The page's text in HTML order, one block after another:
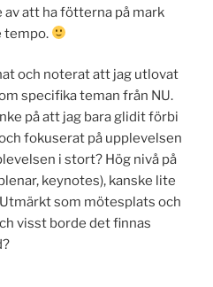
att ha fötterna på mark
tempo.
och noterat att jag utlovat
specifika teman från NU.
på att jag bara glidit förbi
fokuserat på upplevelsen
i stort? Hög nivå på
keynotes), kanske lite
som mötesplats och
visst borde det finnas